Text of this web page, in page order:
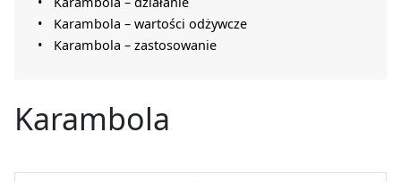
Karambola – wartości odżywcze
Karambola – zastosowanie
Karambola